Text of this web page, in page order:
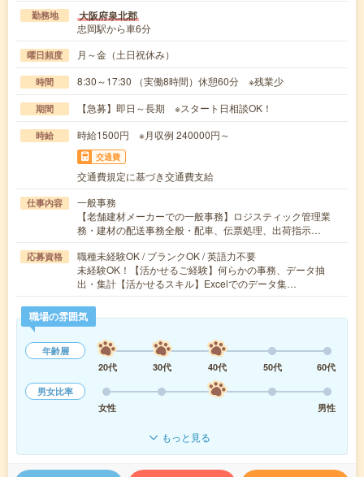
勤務地 大阪府泉北郡
忠岡駅から車6分
曜日頻度 月～金（土日祝休み）
時間 8:30～17:30 （実働8時間）休憩60分 ※残業少
期間 【急募】即日～長期 ※スタート日相談OK！
時給 時給1500円 ※月収例 240000円～
交通費
交通費規定に基づき交通費支給
仕事内容
一般事務
【老舗建材メーカーでの一般事務】ロジスティック管理業
務・建材の配送事務全般・配車、伝票処理、出荷指示…
応募資格
職種未経験OK / ブランクOK / 英語力不要
未経験OK！【活かせるご経験】何らかの事務、データ抽
出・集計【活かせるスキル】Excelでのデータ集…
職場の雰囲気
年齢層
20代
30代 40代 50代
60代
男女比率
女性
男性
もっと見る